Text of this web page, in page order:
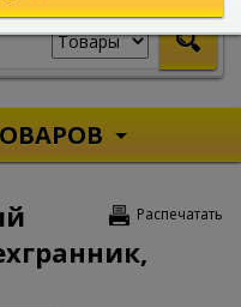
Распечатать